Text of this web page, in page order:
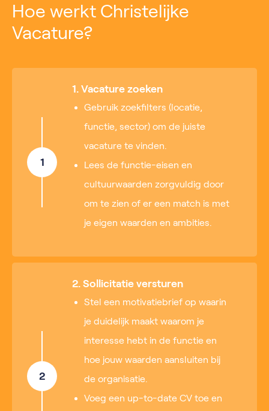
Hoe werkt Christelijke
Vacature?
1
1. Vacature zoeken
Gebruik zoekfilters (locatie,
functie, sector) om de juiste
vacature te vinden.
Lees de functie-eisen en
cultuurwaarden zorgvuldig door
om te zien of er een match is met
je eigen waarden en ambities.
2
2. Sollicitatie versturen
Stel een motivatiebrief op waarin
je duidelijk maakt waarom je
interesse hebt in de functie en
hoe jouw waarden aansluiten bij
de organisatie.
Voeg een up-to-date CV toe en